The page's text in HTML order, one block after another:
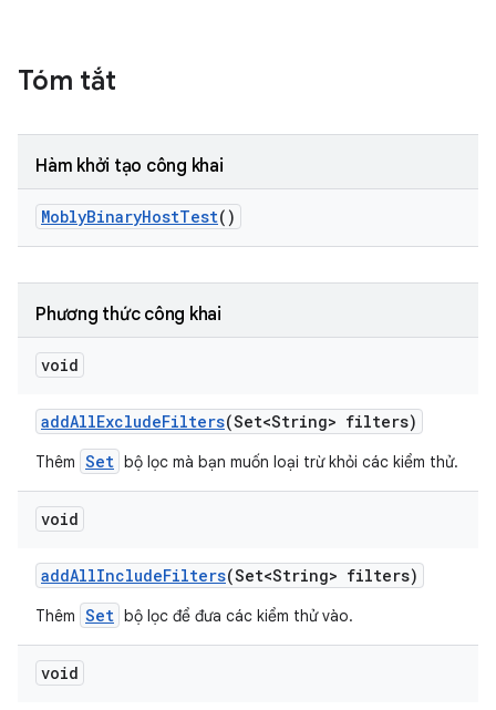
Tóm tắt
Hàm khởi tạo công khai
MoblyBinaryHostTest()
Phương thức công khai
void
addAllExcludeFilters(Set<String> filters)
Thêm Set bộ lọc mà bạn muốn loại trừ khỏi các kiểm thử.
void
addAllIncludeFilters(Set<String> filters)
Thêm Set bộ lọc để đưa các kiểm thử vào.
void